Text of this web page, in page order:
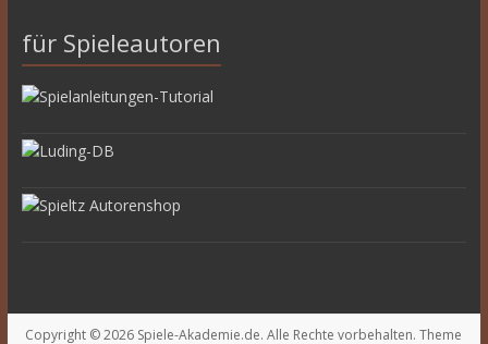
für Spieleautoren
Copyright © 2026 Spiele-Akademie.de. Alle Rechte vorbehalten. Theme